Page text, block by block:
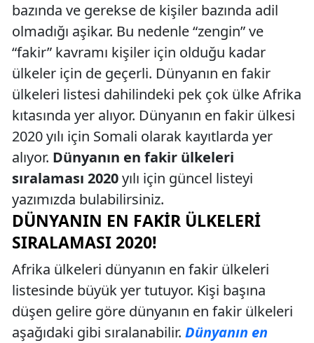
bazında ve gerekse de kişiler bazında adil
olmadığı aşikar. Bu nedenle “zengin” ve
“fakir” kavramı kişiler için olduğu kadar
ülkeler için de geçerli. Dünyanın en fakir
ülkeleri listesi dahilindeki pek çok ülke Afrika
kıtasında yer alıyor. Dünyanın en fakir ülkesi
2020 yılı için Somali olarak kayıtlarda yer
alıyor. Dünyanın en fakir ülkeleri
sıralaması 2020yılı için güncel listeyi
yazımızda bulabilirsiniz.
DÜNYANIN EN FAKIR ÜLKELERI
SIRALAMASI 2020!
Afrika ülkeleri dünyanın en fakir ülkeleri
listesinde büyük yer tutuyor. Kişi başına
düşen gelire göre dünyanın en fakir ülkeleri
aşağıdaki gibi sıralanabilir. Dünyanın en